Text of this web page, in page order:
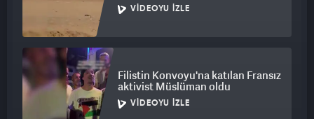
VIDEOYU İZLE
Filistin Konvoyu'na katılan Fransız
aktivist Müslüman oldu
VIDEOYU İZLE